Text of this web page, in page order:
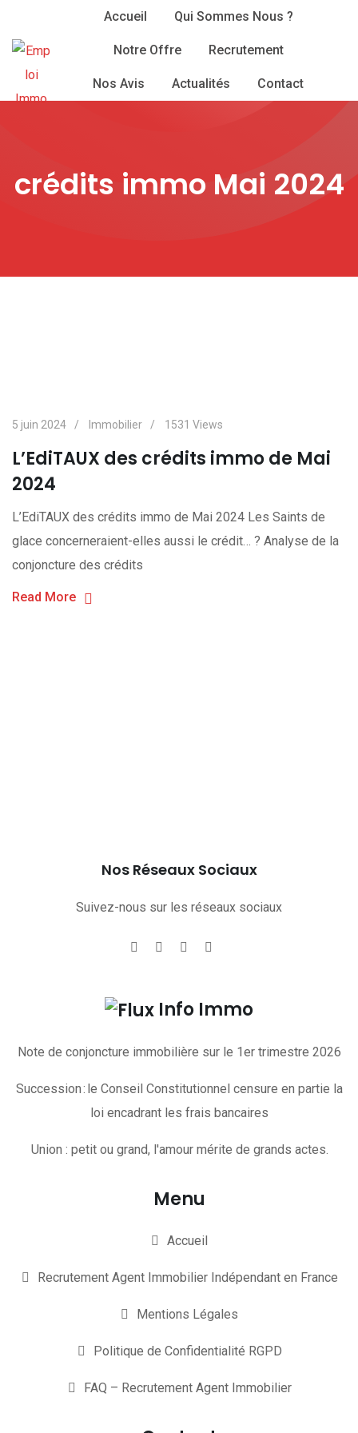
content
Accueil Qui Sommes Nous ?
Notre Offre Recrutement
Nos Avis Actualités Contact
crédits immo Mai 2024
5 juin 2024 Immobilier 1531 Views
L’EdiTAUX des crédits immo de Mai
2024
L’EdiTAUX des crédits immo de Mai 2024 Les Saints de
glace concerneraient-elles aussi le crédit… ? Analyse de la
conjoncture des crédits
Read More
Nos Réseaux Sociaux
Suivez-nous sur les réseaux sociaux
Info Immo
Note de conjoncture immobilière sur le 1er trimestre 2026
Succession : le Conseil Constitutionnel censure en partie la
loi encadrant les frais bancaires
Union : petit ou grand, l'amour mérite de grands actes.
Menu
Accueil
Recrutement Agent Immobilier Indépendant en France
Mentions Légales
Politique de Confidentialité RGPD
FAQ – Recrutement Agent Immobilier